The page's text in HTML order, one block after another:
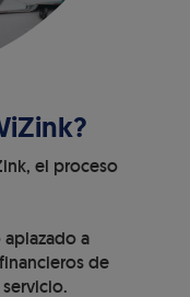
el proceso
a
de